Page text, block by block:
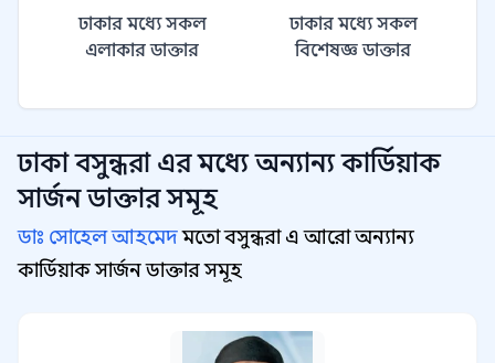
ঢাকার মধ্যে সকল
এলাকার ডাক্তার
ঢাকার মধ্যে সকল
বিশেষজ্ঞ ডাক্তার
ঢাকা বসুন্ধরা এর মধ্যে অন্যান্যকার্ডিয়াক
সার্জন ডাক্তার সমূহ
ডাঃ সোহেল আহমেদমতো বসুন্ধরা এ আরো অন্যান্য
কার্ডিয়াক সার্জন ডাক্তার সমূহ